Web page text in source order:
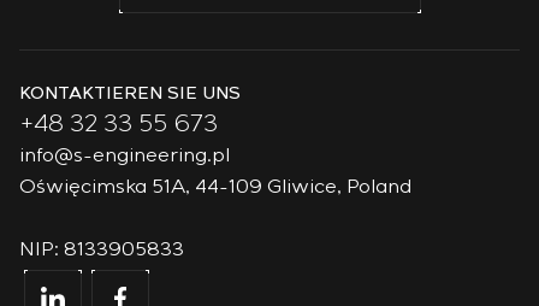
KONTAKTIEREN SIE UNS
+48 32 33 55 673
info@s-engineering.pl
Oświęcimska 51A, 44-109 Gliwice, Poland
NIP: 8133905833